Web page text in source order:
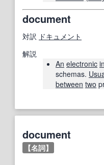
document
対訳 ドキュメント
解説
An electronic
schemas.
between two
document
【名詞】